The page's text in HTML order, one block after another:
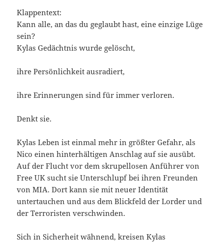
Klappentext:
Kann alle, an das du geglaubt hast, eine einzige Lüge
sein?
Kylas Gedächtnis wurde gelöscht,
ihre Persönlichkeit ausradiert,
ihre Erinnerungen sind für immer verloren.
Denkt sie.
Kylas Leben ist einmal mehr in größter Gefahr, als
Nico einen hinterhältigen Anschlag auf sie ausübt.
Auf der Flucht vor dem skrupellosen Anführer von
Free UK sucht sie Unterschlupf bei ihren Freunden
von MIA. Dort kann sie mit neuer Identität
untertauchen und aus dem Blickfeld der Lorder und
der Terroristen verschwinden.
Sich in Sicherheit wähnend, kreisen Kylas